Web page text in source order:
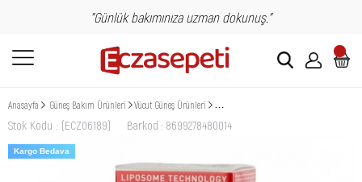
"Günlük bakımınıza uzman dokunuş."
Anasayfa Güneş Bakım Ürünleri Vücut Güneş Ürünleri Solante Acnes Tinted Losyon SPF 50+ 150 ml
Stok Kodu (ECZ06189) Barkod : 8699278480014
Kargo Bedava